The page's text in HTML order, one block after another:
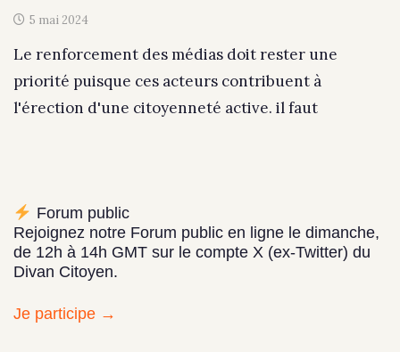
5 mai 2024
Le renforcement des médias doit rester une
priorité puisque ces acteurs contribuent à
l'érection d'une citoyenneté active. il faut
Forum public
Rejoignez notre Forum public en ligne le dimanche,
de 12h à 14h GMT sur le compte X (ex-Twitter) du
Divan Citoyen.
Je participe →